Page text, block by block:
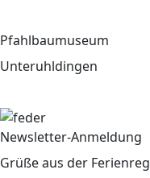
Pfahlbaumuseum
Unteruhldingen
Newsletter-Anmeldung
Grüße aus der